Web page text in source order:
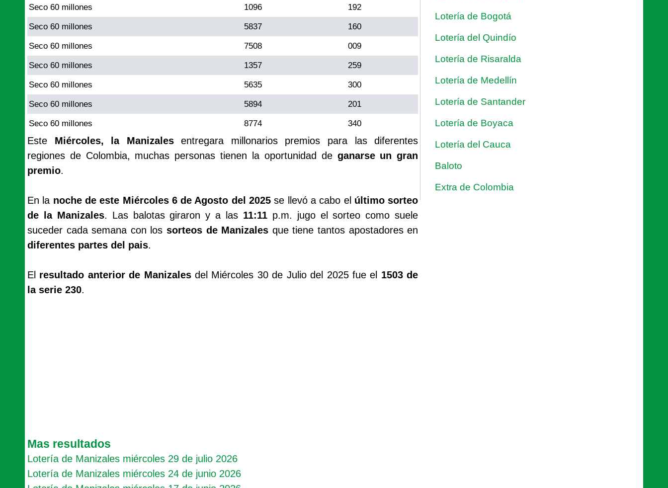
Seco 60 millones 1096 192
Seco 60 millones 5837 160
Seco 60 millones 7508 009
Seco 60 millones 1357 259
Seco 60 millones 5635 300
Seco 60 millones 5894 201
Seco 60 millones 8774 340
Este Miércoles, la Manizalesentregara millonarios premios para las diferentes
regiones de Colombia, muchas personas tienen la oportunidad de ganarse un gran
premio.
En la noche de este Miércoles 6 de Agosto del 2025 se llevó a cabo el último sorteo
de la Manizales. Las balotas giraron y a las 11:11p.m. jugo el sorteo como suele
suceder cada semana con los sorteos de Manizales que tiene tantos apostadores en
diferentes partes del pais.
El resultado anterior de Manizalesdel Miércoles 30 de Julio del 2025 fue el 1503 de
la serie 230.
Mas resultados
Lotería de Manizales miércoles 29 de julio 2026
Lotería de Manizales miércoles 24 de junio 2026
Lotería de Bogotá
Lotería del Quindío
Lotería de Risaralda
Lotería de Medellín
Lotería de Santander
Lotería de Boyaca
Lotería del Cauca
Baloto
Extra de Colombia